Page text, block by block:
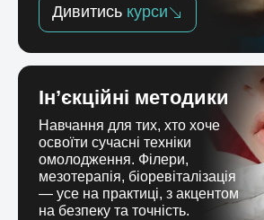
Дивитись курси
Ін’єкційні методики
Навчання для тих, хто хоче
освоїти сучасні техніки
омолодження. Філери,
мезотерапія, біоревіталізація
— усе на практиці, з акцентом
на безпеку та точність.